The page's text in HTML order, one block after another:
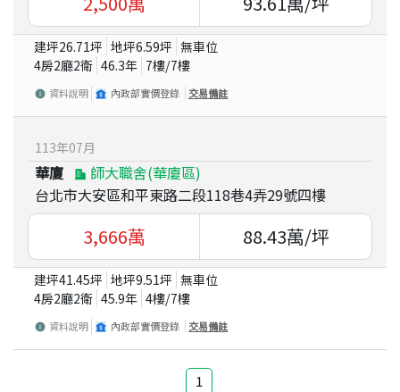
建坪26.71坪 地坪6.59坪 無車位
4房2廳2衛 46.3年 7樓/7樓
資料說明 內政部實價登錄 交易備註
113年07月
華廈
師大職舍(華廈區)
台北市大安區和平東路二段118巷4弄29號四樓
3,666萬 88.43萬/坪
建坪41.45坪 地坪9.51坪 無車位
4房2廳2衛 45.9年 4樓/7樓
資料說明 內政部實價登錄 交易備註
1